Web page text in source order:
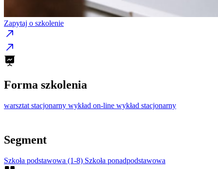
Zapytaj o szkolenie
Forma szkolenia
warsztat stacjonarny wykład on-line wykład stacjonarny
Segment
Szkoła podstawowa (1-8) Szkoła ponadpodstawowa